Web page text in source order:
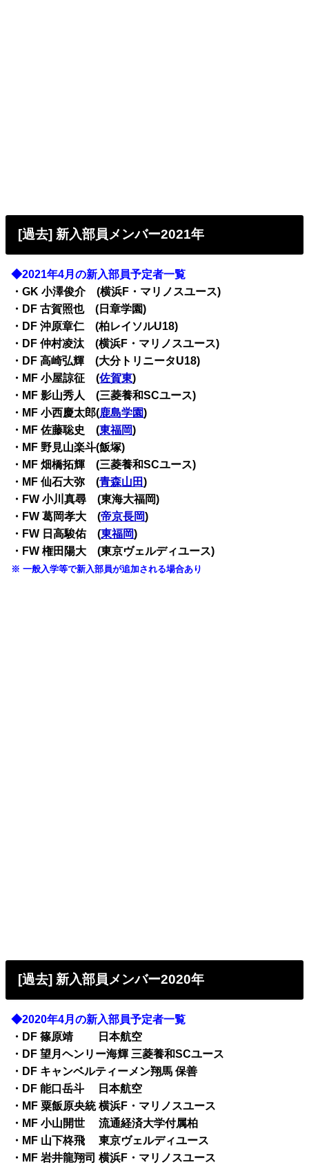
[過去] 新入部員メンバー2021年
◆2021年4月の新入部員予定者一覧
・GK 小澤俊介 (横浜F・マリノスユース)
・DF 古賀照也 (日章学園)
・DF 沖原章仁 (柏レイソルU18)
・DF 仲村凌汰 (横浜F・マリノスユース)
・DF 高崎弘輝 (大分トリニータU18)
・MF 小屋諒征 (佐賀東)
・MF 影山秀人 (三菱養和SCユース)
・MF 小西慶太郎(鹿島学園)
・MF 佐藤聡史 (東福岡)
・MF 野見山楽斗(飯塚)
・MF 畑橋拓輝 (三菱養和SCユース)
・MF 仙石大弥 (青森山田)
・FW 小川真尋 (東海大福岡)
・FW 葛岡孝大 (帝京長岡)
・FW 日高駿佑 (東福岡)
・FW 権田陽大 (東京ヴェルディユース)
※ 一般入学等で新入部員が追加される場合あり
[過去] 新入部員メンバー2020年
◆2020年4月の新入部員予定者一覧
・DF 篠原靖 日本航空
・DF 望月ヘンリー海輝 三菱養和SCユース
・DF キャンベルティーメン翔馬 保善
・DF 能口岳斗 日本航空
・MF 粟飯原央統 横浜F・マリノスユース
・MF 小山開世 流通経済大学付属柏
・MF 山下柊飛 東京ヴェルディユース
・MF 岩井龍翔司 横浜F・マリノスユース